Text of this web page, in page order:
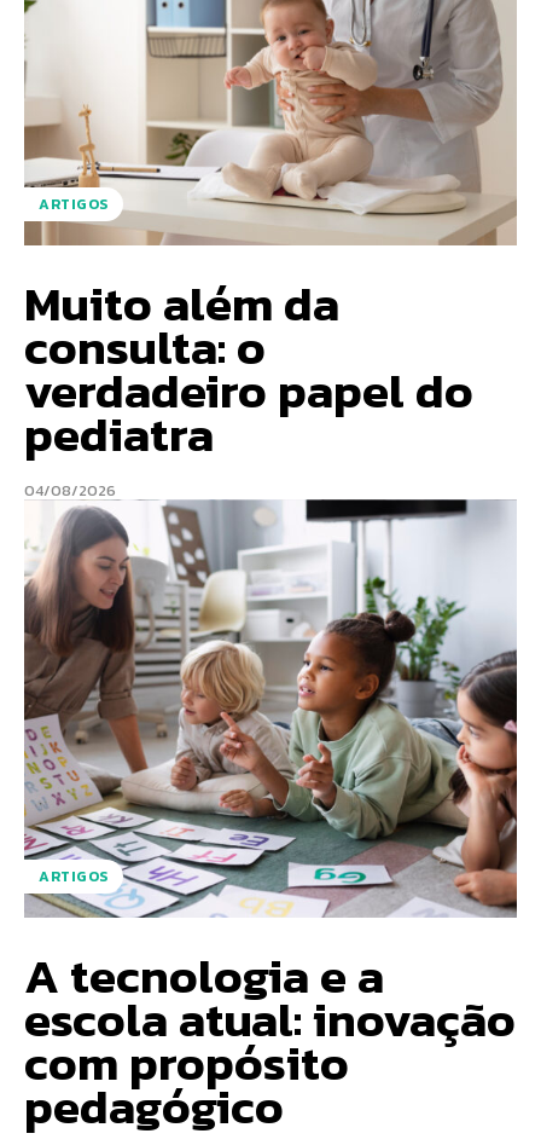
ARTIGOS
Muito além da
consulta: o
verdadeiro papel do
pediatra
04/08/2026
ARTIGOS
A tecnologia e a
escola atual: inovação
com propósito
pedagógico